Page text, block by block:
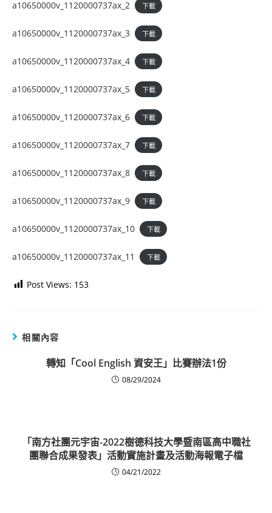
a10650000v_1120000737ax_2 下載
a10650000v_1120000737ax_3 下載
a10650000v_1120000737ax_4 下載
a10650000v_1120000737ax_5 下載
a10650000v_1120000737ax_6 下載
a10650000v_1120000737ax_7 下載
a10650000v_1120000737ax_8 下載
a10650000v_1120000737ax_9 下載
a10650000v_1120000737ax_10 下載
a10650000v_1120000737ax_11 下載
Post Views: 153
相關內容
轉知「Cool English 資安王」比賽辦法1份
08/29/2024
「南方社團元宇宙-2022樹德科技大學暨南區高中職社
團聯合成果發表」活動實施計畫及活動海報電子檔
04/21/2022